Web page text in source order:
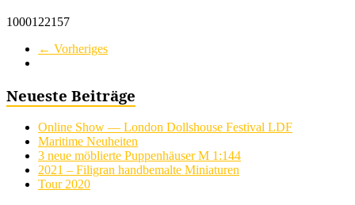
1000122157
← Vorheriges
Neueste Beiträge
Online Show — London Dollshouse Festival LDF
Maritime Neuheiten
3 neue möblierte Puppenhäuser M 1:144
2021 – Filigran handbemalte Miniaturen
Tour 2020